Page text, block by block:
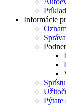
Informácie
Pýtate